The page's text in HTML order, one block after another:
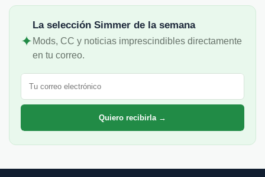
✦
La selección Simmer de la semana
Mods, CC y noticias imprescindibles directamente
en tu correo.
Correo electrónico
Quiero recibirla →